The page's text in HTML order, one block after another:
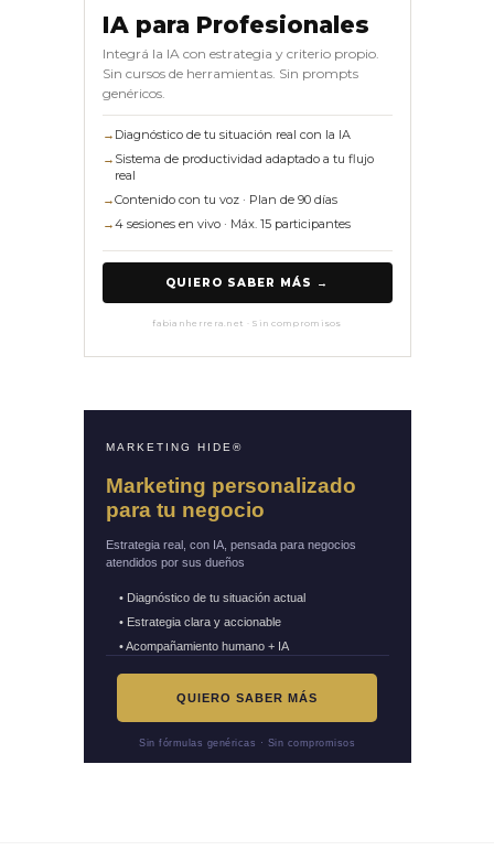
IA para Profesionales
Integrá la IA con estrategia y criterio propio.
Sin cursos de herramientas. Sin prompts
genéricos.
→ Diagnóstico de tu situación real con la IA
→ Sistema de productividad adaptado a tu flujo
real
→Contenido con tu voz · Plan de 90 días
→4 sesiones en vivo · Máx. 15 participantes
QUIERO SABER MÁS →
fabianherrera.net · Sin compromisos
MARKETING HIDE®
Marketing personalizado
para tu negocio
Estrategia real, con IA, pensada para negocios
atendidos por sus dueños
• Diagnóstico de tu situación actual
• Estrategia clara y accionable
• Acompañamiento humano + IA
QUIERO SABER MÁS
Sin fórmulas genéricas · Sin compromisos